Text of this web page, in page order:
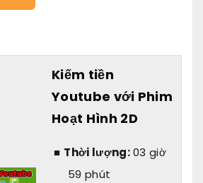
Kiếm tiền
Youtube với Phim
Hoạt Hình 2D
Thời lượng:03 giờ
59 phút